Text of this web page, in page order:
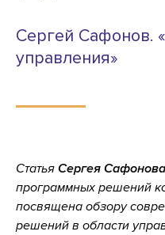
Сергей Сафонов.
управления»
Статья Сергея
программных решений
посвящена обзору
решений в области